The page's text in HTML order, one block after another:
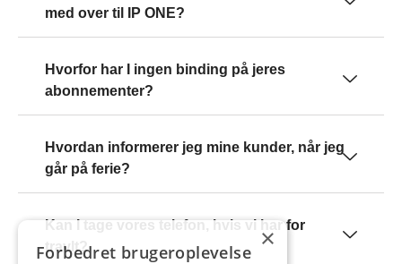
med over til IP ONE?
Hvorfor har I ingen binding på jeres
abonnementer?
Hvordan informerer jeg mine kunder, når jeg
går på ferie?
Kan I tage vores telefon, hvis vi har for
travlt?
×
Forbedret brugeroplevelse